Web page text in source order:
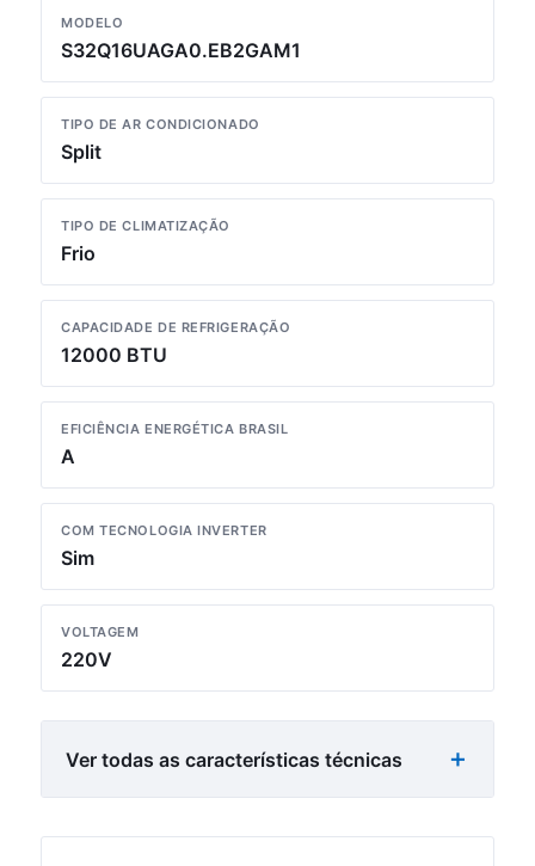
MODELO
S32Q16UAGA0.EB2GAM1
TIPO DE AR CONDICIONADO
Split
TIPO DE CLIMATIZAÇÃO
Frio
CAPACIDADE DE REFRIGERAÇÃO
12000 BTU
EFICIÊNCIA ENERGÉTICA BRASIL
A
COM TECNOLOGIA INVERTER
Sim
VOLTAGEM
220V
Ver todas as características técnicas